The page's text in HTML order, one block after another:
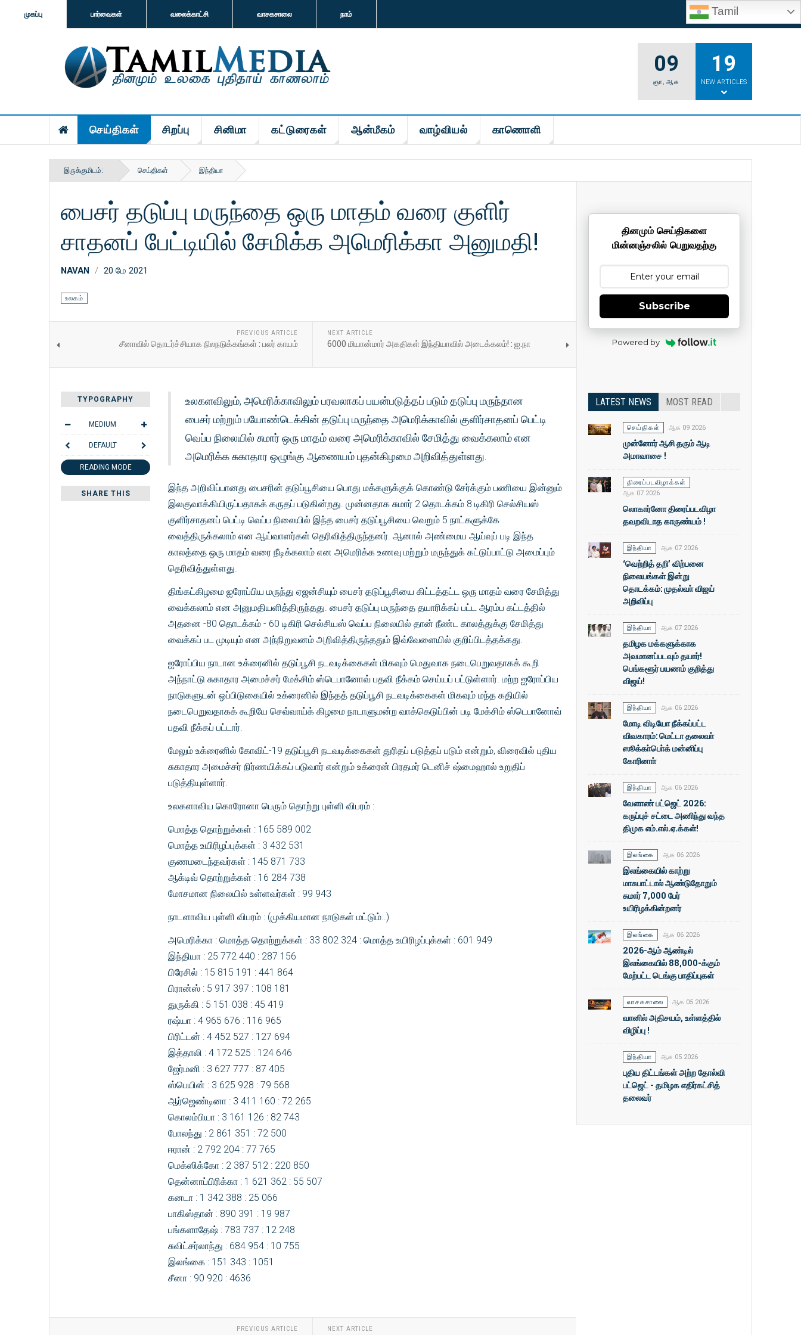
முகப்பு பார்வைகள் வலைக்காட்சி வாசகசாலை நாம் Tamil
09
ஞா , ஆக
19
NEW ARTICLES
செய்திகள் சிறப்பு சினிமா கட்டுரைகள் ஆன்மீகம் வாழ்வியல் காணொளி
இருக்குமிடம்: செய்திகள் இந்தியா
பைசர் தடுப்பு மருந்தை ஒரு மாதம் வரை குளிர்
சாதனப் பேட்டியில் சேமிக்க அமெரிக்கா அனுமதி!
NAVAN 20 மே 2021
உலகம்
PREVIOUS ARTICLE
சீனாவில் தொடர்ச்சியாக நிலநடுக்கங்கள் : பலர் காயம்
NEXT ARTICLE
6000 மியான்மார் அகதிகள் இந்தியாவில் அடைக்கலம்! : ஐ.நா
TYPOGRAPHY
MEDIUM
DEFAULT
READING MODE
SHARE THIS
உலகளவிலும், அமெரிக்காவிலும் பரவலாகப் பயன்படுத்தப் படும் தடுப்பு மருந்தான
பைசர் மற்றும் பயோண்டெக்கின் தடுப்பு மருந்தை அமெரிக்காவில் குளிர்சாதனப் பெட்டி
வெப்ப நிலையில் சுமார் ஒரு மாதம் வரை அமெரிக்காவில் சேமித்து வைக்கலாம் என
அமெரிக்க சுகாதார ஒழுங்கு ஆணையம் புதன்கிழமை அறிவித்துள்ளது.
இந்த அறிவிப்பானது பைசரின் தடுப்பூசியை பொது மக்களுக்குக் கொண்டு சேர்க்கும் பணியை இன்னும்
இலகுவாக்கியிருப்பதாகக் கருதப் படுகின்றது. முன்னதாக சுமார் 2 தொடக்கம் 8 டிகிரி செல்சியஸ்
குளிர்சாதனப் பெட்டி வெப்ப நிலையில் இந்த பைசர் தடுப்பூசியை வெறும் 5 நாட்களுக்கே
வைத்திருக்கலாம் என ஆய்வாளர்கள் தெரிவித்திருந்தனர். ஆனால் அண்மைய ஆய்வுப் படி இந்த
காலத்தை ஒரு மாதம் வரை நீடிக்கலாம் என அமெரிக்க உணவு மற்றும் மருந்துக் கட்டுப்பாட்டு அமைப்பும்
தெரிவித்துள்ளது.
திங்கட்கிழமை ஐரோப்பிய மருந்து ஏஜன்சியும் பைசர் தடுப்பூசியை கிட்டத்தட்ட ஒரு மாதம் வரை சேமித்து
வைக்கலாம் என அனுமதியளித்திருந்தது. பைசர் தடுப்பு மருந்தை தயாரிக்கப் பட்ட ஆரம்ப கட்டத்தில்
அதனை -80 தொடக்கம் - 60 டிகிரி செல்சியஸ் வெப்ப நிலையில் தான் நீண்ட காலத்துக்கு சேமித்து
வைக்கப் பட முடியும் என அந்நிறுவனம் அறிவித்திருந்ததும் இவ்வேளையில் குறிப்பிடத்தக்கது.
ஐரோப்பிய நாடான உக்ரைனில் தடுப்பூசி நடவடிக்கைகள் மிகவும் மெதுவாக நடைபெறுவதாகக் கூறி
அந்நாட்டு சுகாதார அமைச்சர் மேக்சிம் ஸ்டெபானோவ் பதவி நீக்கம் செய்யப் பட்டுள்ளார். மற்ற ஐரோப்பிய
நாடுகளுடன் ஒப்பிடுகையில் உக்ரைனில் இந்தத் தடுப்பூசி நடவடிக்கைகள் மிகவும் மந்த கதியில்
நடைபெறுவதாகக் கூறியே செவ்வாய்க் கிழமை நாடாளுமன்ற வாக்கெடுப்பின் படி மேக்சிம் ஸ்டெபானோவ்
பதவி நீக்கப் பட்டார்.
மேலும் உக்ரைனில் கோவிட்-19 தடுப்பூசி நடவடிக்கைகள் துரிதப் படுத்தப் படும் என்றும், விரைவில் புதிய
சுகாதார அமைச்சர் நிர்ணயிக்கப் படுவார் என்றும் உக்ரைன் பிரதமர் டெனிச் ஷ்மைஹால் உறுதிப்
படுத்தியுள்ளார்.
உலகளாவிய கொரோனா பெரும் தொற்று புள்ளி விபரம் :
மொத்த தொற்றுக்கள் : 165 589 002
மொத்த உயிரிழப்புக்கள் : 3 432 531
குணமடைந்தவர்கள் : 145 871 733
ஆக்டிவ் தொற்றுக்கள் : 16 284 738
மோசமான நிலையில் உள்ளவர்கள் : 99 943
நாடளாவிய புள்ளி விபரம் : (முக்கியமான நாடுகள் மட்டும்..)
அமெரிக்கா : மொத்த தொற்றுக்கள் : 33 802 324 : மொத்த உயிரிழப்புக்கள் : 601 949
இந்தியா : 25 772 440 : 287 156
பிரேசில் : 15 815 191 : 441 864
பிரான்ஸ் : 5 917 397 : 108 181
துருக்கி : 5 151 038 : 45 419
ரஷ்யா : 4 965 676 : 116 965
பிரிட்டன் : 4 452 527 : 127 694
இத்தாலி : 4 172 525 : 124 646
ஜேர்மனி : 3 627 777 : 87 405
ஸ்பெயின் : 3 625 928 : 79 568
ஆர்ஜெண்டினா : 3 411 160 : 72 265
கொலம்பியா : 3 161 126 : 82 743
போலந்து : 2 861 351 : 72 500
ஈரான் : 2 792 204 : 77 765
மெக்ஸிக்கோ : 2 387 512 : 220 850
தென்னாப்பிரிக்கா : 1 621 362 : 55 507
கனடா : 1 342 388 : 25 066
பாகிஸ்தான் : 890 391 : 19 987
பங்களாதேஷ் : 783 737 : 12 248
சுவிட்சர்லாந்து : 684 954 : 10 755
இலங்கை : 151 343 : 1051
சீனா : 90 920 : 4636
PREVIOUS ARTICLE NEXT ARTICLE
தினமும் செய்திகளை
மின்னஞ்சலில் பெறுவதற்கு
Subscribe
Powered by
LATEST NEWS MOST READ
செய்திகள் ஆக 09 2026
முன்னோர் ஆசி தரும் ஆடி
அமாவாசை !
திரைப்படவிழாக்கள்
ஆக 07 2026
லொகார்னோ திரைப்படவிழா
தவறவிடாத காருண்யம் !
இந்தியா ஆக 07 2026
‘வெற்றித் தறி’ விற்பனை
நிலையங்கள் இன்று
தொடக்கம்: முதல்வா் விஜய்
அறிவிப்பு
இந்தியா ஆக 07 2026
தமிழக மக்களுக்காக
அவமானப்படவும் தயார்!
பெங்களூர் பயணம் குறித்து
விஜய்!
இந்தியா ஆக 06 2026
மோடி விடியோ நீக்கப்பட்ட
விவகாரம்: மெட்டா தலைவா்
ஸூக்கா்பொ்க் மன்னிப்பு
கோரினாா்
இந்தியா ஆக 06 2026
வேளாண் பட்ஜெட் 2026:
கருப்புச் சட்டை அணிந்து வந்த
திமுக எம்.எல்.ஏ.க்கள்!
இலங்கை ஆக 06 2026
இலங்கையில் காற்று
மாசுபாட்டால் ஆண்டுதோறும்
சுமார் 7,000 பேர்
உயிரிழக்கின்றனர்
இலங்கை ஆக 06 2026
2026-ஆம் ஆண்டில்
இலங்கையில் 88,000-க்கும்
மேற்பட்ட டெங்கு பாதிப்புகள்
வாசகசாலை ஆக 05 2026
வானில் அதிசயம், உள்ளத்தில்
விழிப்பு !
இந்தியா ஆக 05 2026
புதிய திட்டங்கள் அற்ற தோல்வி
பட்ஜெட் - தமிழக எதிர்கட்சித்
தலைவர்